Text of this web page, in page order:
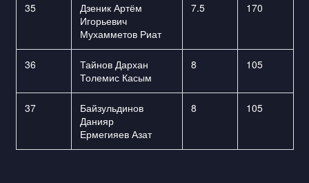
35
Дзеник Артём
Игорьевич
Мухамметов Риат
7.5 170
36
Тайнов Дархан
Толемис Касым
8 105
37
Байзульдинов
Данияр
Ермегияев Азат
8 105